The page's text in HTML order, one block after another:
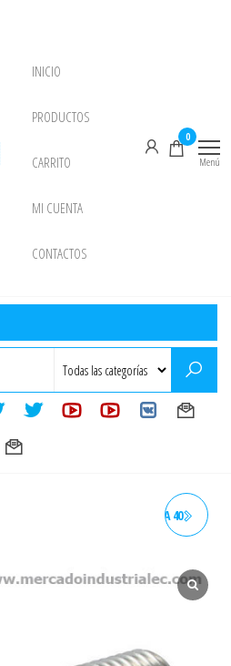
INICIO
PRODUCTOS
CARRITO
MI CUENTA
CONTACTOS
0
Menú
NEPLO 2" X 4" SCH. CÉDULA 40